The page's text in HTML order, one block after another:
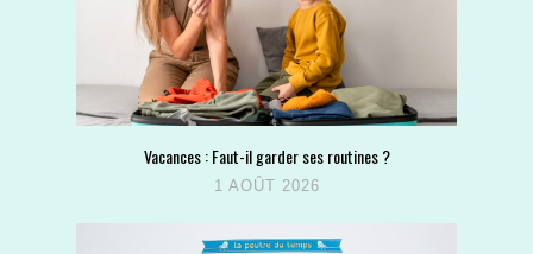
Vacances : Faut-il garder ses routines ?
1 AOÛT 2026